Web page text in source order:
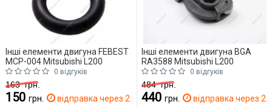
Інші елементи двигуна FEBEST
MCP-004 Mitsubishi L200
0 відгуків
163грн.
150 грн. відправка через 2 дн.
Інші елементи двигуна BGA
RA3588 Mitsubishi L200
0 відгуків
484грн.
440 грн. відправка через 2